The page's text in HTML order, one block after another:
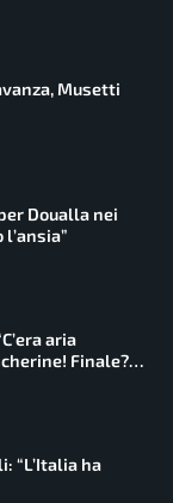
Musetti
Doualla nei
aria
Finale?
“L’Italia ha